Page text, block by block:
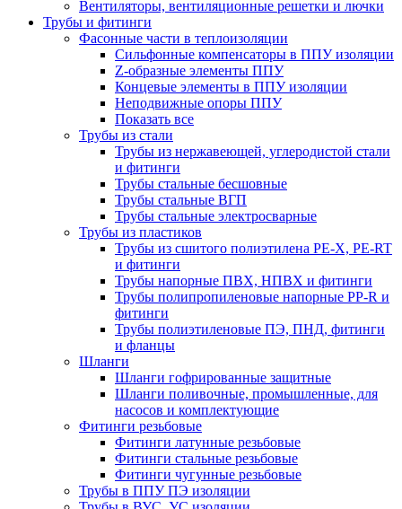
Вентиляторы, вентиляционные решетки и лючки
Трубы и фитинги
Фасонные части в теплоизоляции
Cильфонные компенсаторы в ППУ изоляции
Z-образные элементы ППУ
Концевые элементы в ППУ изоляции
Неподвижные опоры ППУ
Показать все
Трубы из стали
Трубы из нержавеющей, углеродистой стали
и фитинги
Трубы стальные бесшовные
Трубы стальные ВГП
Трубы стальные электросварные
Трубы из пластиков
Трубы из сшитого полиэтилена PE-X, PE-RT
и фитинги
Трубы напорные ПВХ, НПВХ и фитинги
Трубы полипропиленовые напорные PP-R и
фитинги
Трубы полиэтиленовые ПЭ, ПНД, фитинги
и фланцы
Шланги
Шланги гофрированные защитные
Шланги поливочные, промышленные, для
насосов и комплектующие
Фитинги резьбовые
Фитинги латунные резьбовые
Фитинги стальные резьбовые
Фитинги чугунные резьбовые
Трубы в ППУ ПЭ изоляции